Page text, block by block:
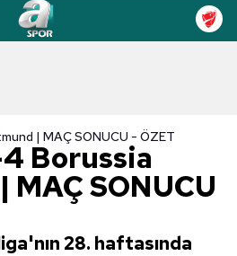
| MAÇ SONUCU - ÖZET
Borussia
SONUCU
28. haftasında